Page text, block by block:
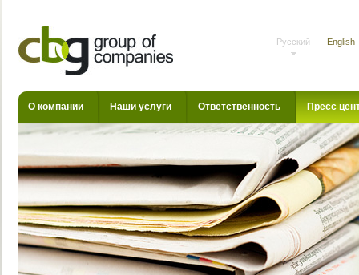
Русский English
О компании Наши услуги Ответственность Пресс